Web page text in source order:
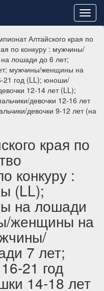
Алтайского края по
по конкуру : мужчины/
лошади до 6 лет;
мужчины/женщины на
21 год (LL); юноши/
12-14 лет (LL);
девочки 12-16 лет
девочки 9-12 лет (на
края по
конкуру :
(LL);
на лошади
женщины на
7 лет;
21 год
14-18 лет